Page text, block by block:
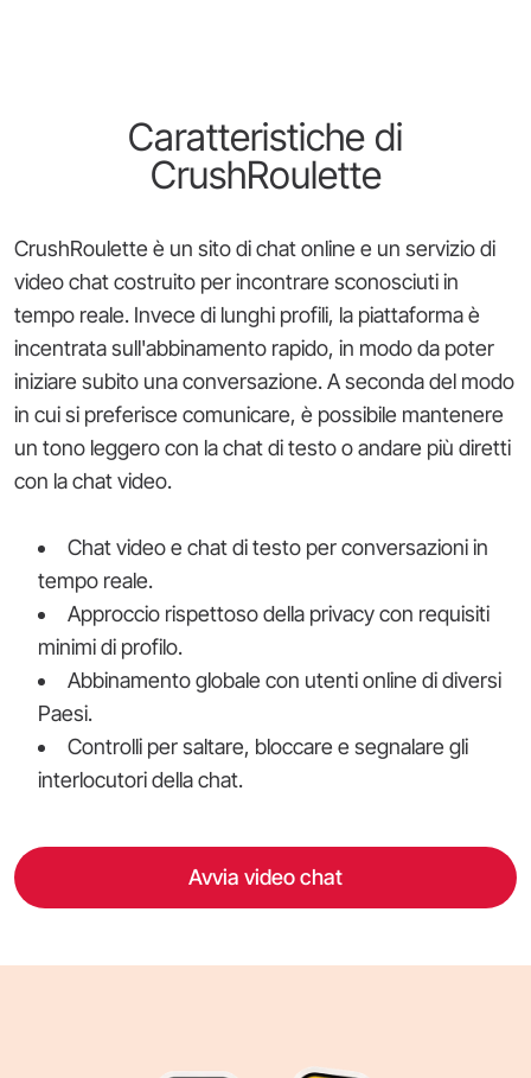
Caratteristiche di
CrushRoulette
CrushRoulette è un sito di chat online e un servizio di
video chat costruito per incontrare sconosciuti in
tempo reale. Invece di lunghi profili, la piattaforma è
incentrata sull'abbinamento rapido, in modo da poter
iniziare subito una conversazione. A seconda del modo
in cui si preferisce comunicare, è possibile mantenere
un tono leggero con la chat di testo o andare più diretti
con la chat video.
Chat video e chat di testo per conversazioni in
tempo reale.
Approccio rispettoso della privacy con requisiti
minimi di profilo.
Abbinamento globale con utenti online di diversi
Paesi.
Controlli per saltare, bloccare e segnalare gli
interlocutori della chat.
Avvia video chat